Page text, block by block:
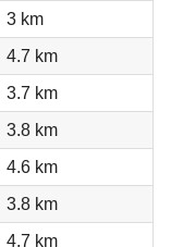
3 km
4.7 km
3.7 km
3.8 km
4.6 km
3.8 km
4.7 km